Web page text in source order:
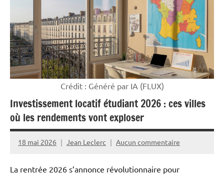
Crédit : Généré par IA (FLUX)
Investissement locatif étudiant 2026 : ces villes
où les rendements vont exploser
18 mai 2026 Jean Leclerc Aucun commentaire
La rentrée 2026 s’annonce révolutionnaire pour